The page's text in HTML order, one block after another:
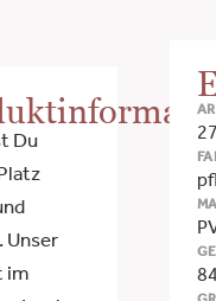
Du
Unser
im